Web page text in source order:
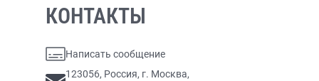
КОНТАКТЫ
Написать сообщение
123056, Россия, г. Москва,